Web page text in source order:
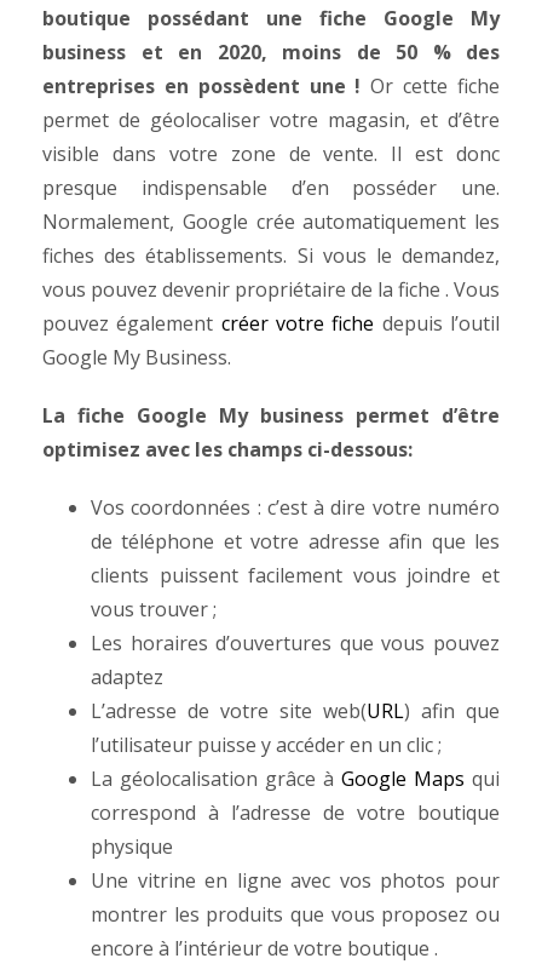
boutique possédant une fiche Google My
business et en 2020, moins de 50 % des
entreprises en possèdent une !Or cette fiche
permet de géolocaliser votre magasin, et d’être
visible dans votre zone de vente. Il est donc
presque indispensable d’en posséder une.
Normalement, Google crée automatiquement les
fiches des établissements. Si vous le demandez,
vous pouvez devenir propriétaire de la fiche . Vous
pouvez également créer votre fiche depuis l’outil
Google My Business.
La fiche Google My business permet d’être
optimisez avec les champs ci-dessous:
Vos coordonnées : c’est à dire votre numéro
de téléphone et votre adresse afin que les
clients puissent facilement vous joindre et
vous trouver ;
Les horaires d’ouvertures que vous pouvez
adaptez
L’adresse de votre site web(URL) afin que
l’utilisateur puisse y accéder en un clic ;
La géolocalisation grâce à Google Maps qui
correspond à l’adresse de votre boutique
physique
Une vitrine en ligne avec vos photos pour
montrer les produits que vous proposez ou
encore à l’intérieur de votre boutique .